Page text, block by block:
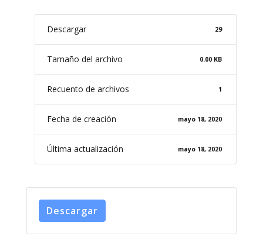
Descargar 29
Tamaño del archivo 0.00 KB
Recuento de archivos 1
Fecha de creación mayo 18, 2020
Última actualización mayo 18, 2020
Descargar